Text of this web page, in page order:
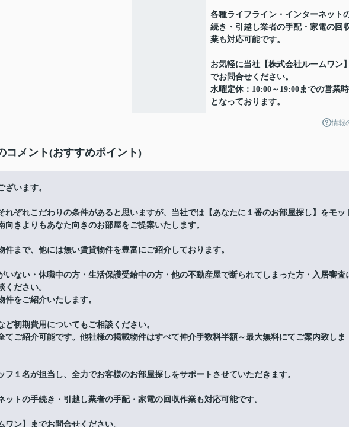
各種ライフライン・インターネット
続き・引越し業者の手配・家電の回
業も対応可能です。
お気軽に当社【株式会社ルームワン
でお問合せください。
水曜定休：10:00～19:00までの営業
となっております。
情報
コメント(おすすめポイント)
ざいます。
れぞれこだわりの条件があると思いますが、当社では【あなたに１番のお部屋探し】をモッ
向きよりもあなた向きのお部屋をご提案いたします。
件まで、他には無い賃貸物件を豊富にご紹介しております。
いない・休職中の方・生活保護受給中の方・他の不動産屋で断られてしまった方・入居審査
ださい。
をご紹介いたします。
初期費用についてもご相談ください。
てご紹介可能です。他社様の掲載物件はすべて仲介手数料半額～最大無料にてご案内致しま
フ１名が担当し、全力でお客様のお部屋探しをサポートさせていただきます。
トの手続き・引越し業者の手配・家電の回収作業も対応可能です。
ン】までお問合せください。